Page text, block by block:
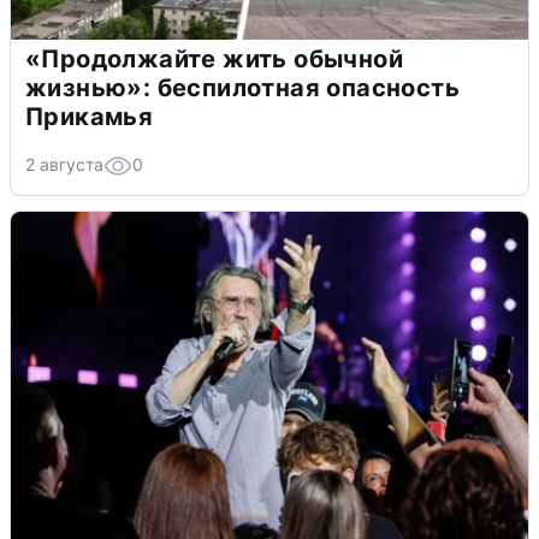
«Продолжайте жить обычной
жизнью»: беспилотная опасность
Прикамья
2 августа 0